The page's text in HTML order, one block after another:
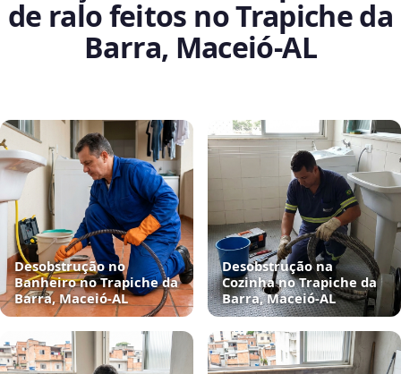
de ralo feitos no Trapiche da
Barra, Maceió‑AL
Desobstrução no
Banheiro no Trapiche da
Barra, Maceió‑AL
Desobstrução na
Cozinha no Trapiche da
Barra, Maceió‑AL